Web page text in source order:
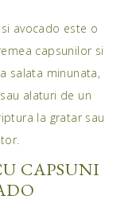
CAPSUNI